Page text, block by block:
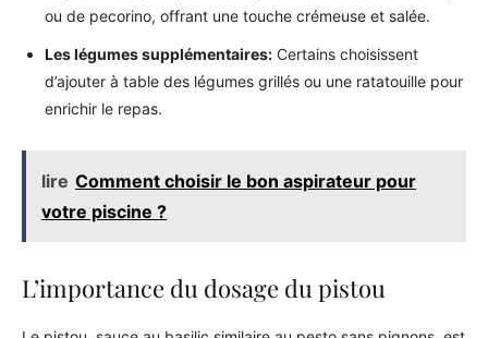
ou de pecorino, offrant une touche crémeuse et salée.
Les légumes supplémentaires: Certains choisissent
d’ajouter à table des légumes grillés ou une ratatouille pour
enrichir le repas.
lire Comment choisir le bon aspirateur pour
votre piscine ?
L’importance du dosage du pistou